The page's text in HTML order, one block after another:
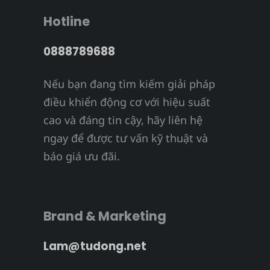
Hotline
0888789688
Nếu bạn đang tìm kiếm giải pháp
điều khiển động cơ với hiệu suất
cao và đáng tin cậy, hãy liên hệ
ngay để được tư vấn kỹ thuật và
báo giá ưu đãi.
Brand & Marketing
Lam@tudong.net